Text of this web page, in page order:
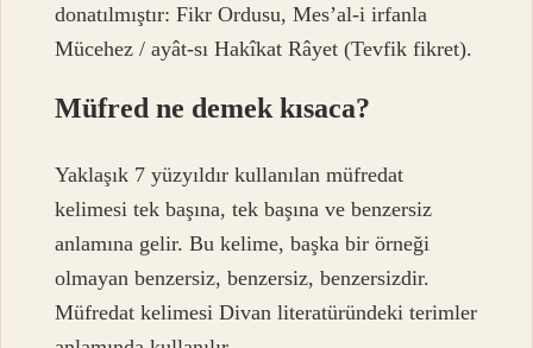
donatılmıştır: Fikr Ordusu, Mes’al-i irfanla
Mücehez / ayât-sı Hakîkat Râyet (Tevfik fikret).
Müfred ne demek kısaca?
Yaklaşık 7 yüzyıldır kullanılan müfredat
kelimesi tek başına, tek başına ve benzersiz
anlamına gelir. Bu kelime, başka bir örneği
olmayan benzersiz, benzersiz, benzersizdir.
Müfredat kelimesi Divan literatüründeki terimler